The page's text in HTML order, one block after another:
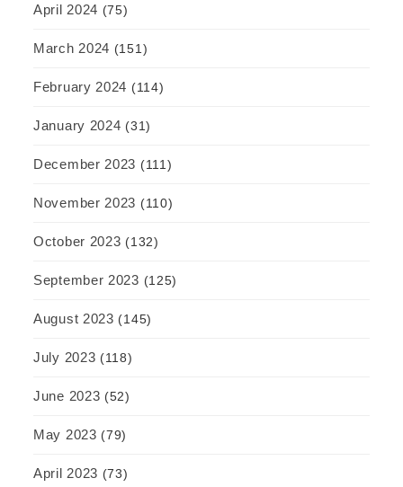
April 2024 (75)
March 2024 (151)
February 2024 (114)
January 2024 (31)
December 2023 (111)
November 2023 (110)
October 2023 (132)
September 2023 (125)
August 2023 (145)
July 2023 (118)
June 2023 (52)
May 2023 (79)
April 2023 (73)